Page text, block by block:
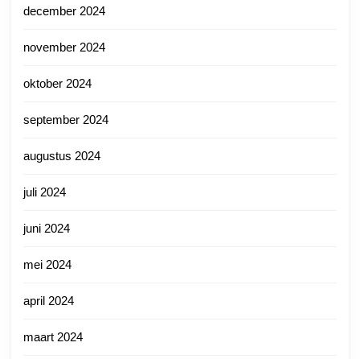
december 2024
november 2024
oktober 2024
september 2024
augustus 2024
juli 2024
juni 2024
mei 2024
april 2024
maart 2024